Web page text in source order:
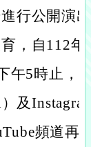
行公開演
，自112
午5時止，
及
頻道再